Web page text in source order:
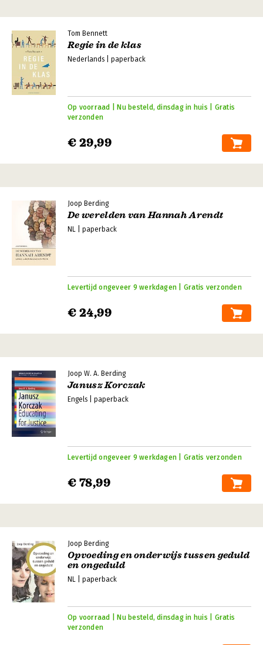
Tom Bennett
Regie in de klas
Nederlands | paperback
Op voorraad | Nu besteld, dinsdag in huis | Gratis
verzonden
€ 29,99
Joop Berding
De werelden van Hannah Arendt
NL | paperback
Levertijd ongeveer 9 werkdagen | Gratis verzonden
€ 24,99
Joop W. A. Berding
Janusz Korczak
Engels | paperback
Levertijd ongeveer 9 werkdagen | Gratis verzonden
€ 78,99
Joop Berding
Opvoeding en onderwijs tussen geduld
en ongeduld
NL | paperback
Op voorraad | Nu besteld, dinsdag in huis | Gratis
verzonden